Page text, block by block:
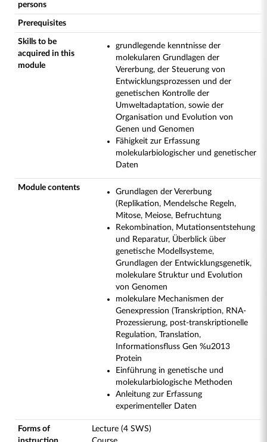
persons
Prerequisites
Skills to be
acquired in this
module
grundlegende kenntnisse der
molekularen Grundlagen der
Vererbung, der Steuerung von
Entwicklungsprozessen und der
genetischen Kontrolle der
Umweltadaptation, sowie der
Organisation und Evolution von
Genen und Genomen
Fähigkeit zur Erfassung
molekularbiologischer und genetischer
Daten
Module contents
Grundlagen der Vererbung
(Replikation, Mendelsche Regeln,
Mitose, Meiose, Befruchtung
Rekombination, Mutationsentstehung
und Reparatur, Überblick über
genetische Modellsysteme,
Grundlagen der Entwicklungsgenetik,
molekulare Struktur und Evolution
von Genomen
molekulare Mechanismen der
Genexpression (Transkription, RNA-
Prozessierung, post-transkriptionelle
Regulation, Translation,
Informationsfluss Gen %u2013
Protein
Einführung in genetische und
molekularbiologische Methoden
Anleitung zur Erfassung
experimenteller Daten
Forms of
Lecture (4 SWS)